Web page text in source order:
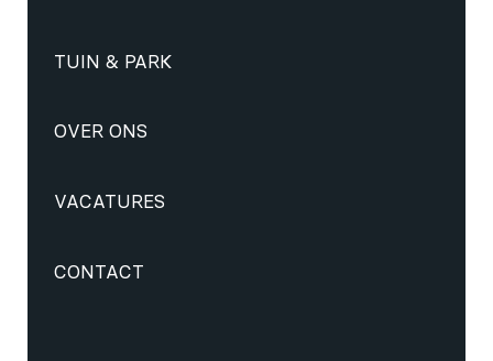
TUIN & PARK
OVER ONS
VACATURES
CONTACT